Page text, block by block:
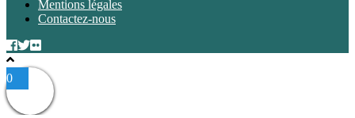
Mentions légales
Contactez-nous
0